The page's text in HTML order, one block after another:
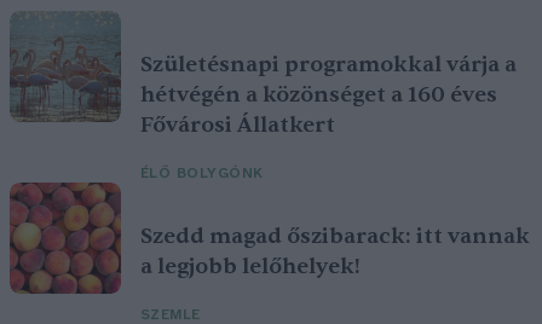
Születésnapi programokkal várja a
hétvégén a közönséget a 160 éves
Fővárosi Állatkert
ÉLŐ BOLYGÓNK
Szedd magad őszibarack: itt vannak
a legjobb lelőhelyek!
SZEMLE